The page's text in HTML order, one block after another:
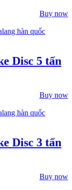
Buy now
Disc 5 tấn
Buy now
Disc 3 tấn
Buy now